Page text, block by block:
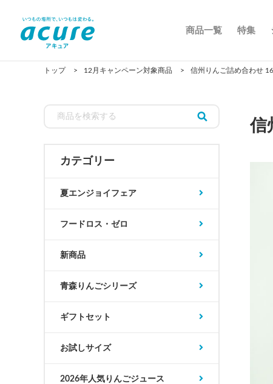
商品一覧 特集
トップ 12月キャンペーン対象商品 信州りんご詰め合わせ
カテゴリー
夏エンジョイフェア
フードロス・ゼロ
新商品
青森りんごシリーズ
ギフトセット
お試しサイズ
2026年人気りんごジュース
信